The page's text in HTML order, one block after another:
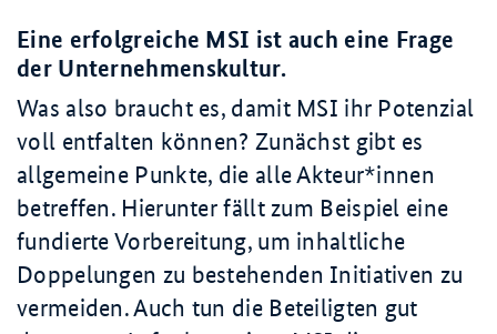
Eine erfolgreiche MSI ist auch eine Frage
der Unternehmenskultur.
Was also braucht es, damit MSI ihr Potenzial
voll entfalten können? Zunächst gibt es
allgemeine Punkte, die alle Akteur*innen
betreffen. Hierunter fällt zum Beispiel eine
fundierte Vorbereitung, um inhaltliche
Doppelungen zu bestehenden Initiativen zu
vermeiden. Auch tun die Beteiligten gut